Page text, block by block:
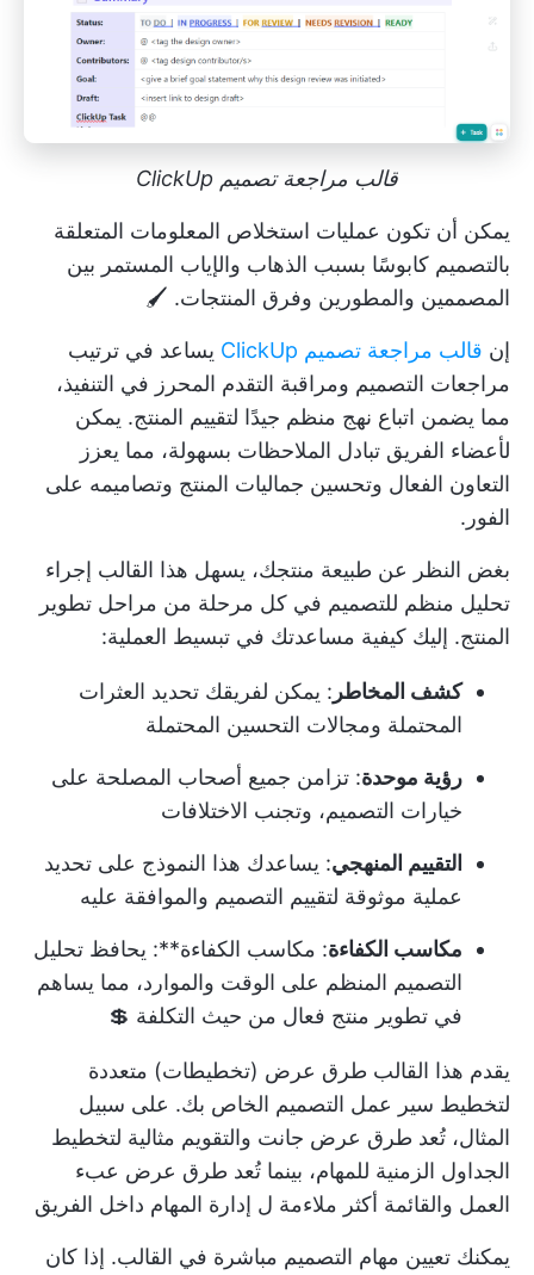
قالب مراجعة تصميم ClickUp
يمكن أن تكون عمليات استخلاص المعلومات المتعلقة
بالتصميم كابوسًا بسبب الذهاب والإياب المستمر بين
المصممين والمطورين وفرق المنتجات. 🖌️
إن قالب مراجعة تصميم ClickUp
يساعد في ترتيب
مراجعات التصميم ومراقبة التقدم المحرز في التنفيذ،
مما يضمن اتباع نهج منظم جيدًا لتقييم المنتج. يمكن
لأعضاء الفريق تبادل الملاحظات بسهولة، مما يعزز
التعاون الفعال وتحسين جماليات المنتج وتصاميمه على
الفور.
بغض النظر عن طبيعة منتجك، يسهل هذا القالب إجراء
تحليل منظم للتصميم في كل مرحلة من مراحل تطوير
المنتج. إليك كيفية مساعدتك في تبسيط العملية:
كشف المخاطر : يمكن لفريقك تحديد العثرات
المحتملة ومجالات التحسين المحتملة
رؤية موحدة: تزامن جميع أصحاب المصلحة على
خيارات التصميم، وتجنب الاختلافات
التقييم المنهجي: يساعدك هذا النموذج على تحديد
عملية موثوقة لتقييم التصميم والموافقة عليه
مكاسب الكفاءة: مكاسب الكفاءة**: يحافظ تحليل
التصميم المنظم على الوقت والموارد، مما يساهم
في تطوير منتج فعال من حيث التكلفة 💲
يقدم هذا القالب طرق عرض (تخطيطات) متعددة
لتخطيط سير عمل التصميم الخاص بك. على سبيل
المثال، تُعد طرق عرض جانت والتقويم مثالية لتخطيط
الجداول الزمنية للمهام، بينما تُعد طرق عرض عبء
العمل والقائمة أكثر ملاءمة ل إدارة المهام داخل الفريق
يمكنك تعيين مهام التصميم مباشرة في القالب. إذا كان